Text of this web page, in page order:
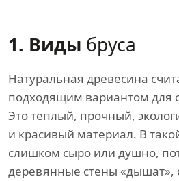
1. Виды бруса
Натуральная древесина
подходящим вариантом для
Это теплый, прочный,
и красивый материал. В
слишком сыро или душно,
деревянные стены «дышат»,